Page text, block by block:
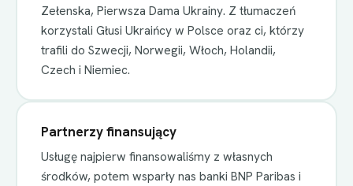
Zełenska, Pierwsza Dama Ukrainy. Z tłumaczeń
korzystali Głusi Ukraińcy w Polsce oraz ci, którzy
trafili do Szwecji, Norwegii, Włoch, Holandii,
Czech i Niemiec.
Partnerzy finansujący
Usługę najpierw finansowaliśmy z własnych
środków, potem wsparły nas banki BNP Paribas i